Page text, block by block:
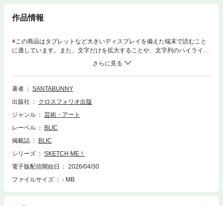
作品情報
※この商品はタブレットなど大きいディスプレイを備えた端末で読むこと
に適しています。また、文字だけを拡大することや、文字列のハイライ
ト、検索、辞書の参照、引用などの機能が使用できません。「今日もラフ
でかわいい！」オールカラーの電子イラスト集第１弾！シンプルな線と明
快な色で構成されたアーティストブックです。＊2024年カレンダーのイラ
ストを巻末に特別掲載！※本作はSANTABUNNYの個人誌作品の電子書籍
著者
SANTABUNNY
出版社
クロスフォリオ出版
ジャンル
芸術・アート
レーベル
BLIC
掲載誌
BLIC
シリーズ
SKETCH ME！
電子版配信開始日
2026/04/30
ファイルサイズ
- MB